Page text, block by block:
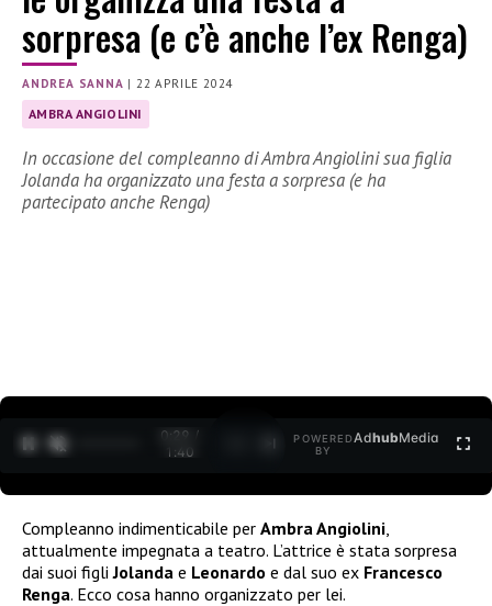
sorpresa (e c’è anche l’ex Renga)
ANDREA SANNA |22 APRILE 2024
AMBRA ANGIOLINI
In occasione del compleanno di Ambra Angiolini sua figlia
Jolanda ha organizzato una festa a sorpresa (e ha
partecipato anche Renga)
0:30 /
1:40
POWERED
BY
AdhubMedia
Compleanno indimenticabile per Ambra Angiolini
attualmente impegnata a teatro. L’attrice è stata sorpresa
dai suoi figliJolanda e Leonardo e dal suo ex Francesco
Renga. Ecco cosa hanno organizzato per lei.